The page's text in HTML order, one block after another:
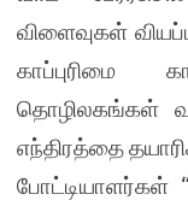
விளைவுகள்
காப்புரிமை
தொழிலகங்கள்
எந்திரத்தை
போட்டியாளர்கள்